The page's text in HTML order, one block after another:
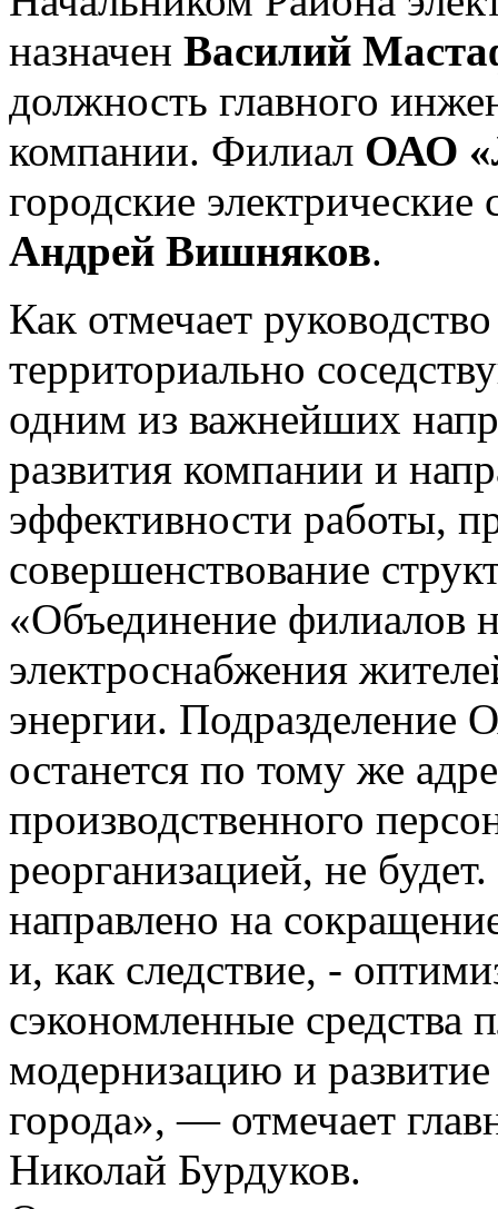
назначен Василий
должность главного
компании. Филиал ОАО
городские
Андрей Вишняков.
Как отмечает
территориально
одним из важнейших
развития компании и
эффективности работы,
совершенствование
«Объединение филиалов
электроснабжения
энергии.
останется по тому же
производственного
реорганизацией, не
направлено на
и, как следствие, -
сэкономленные средства
модернизацию и развитие
города», — отмечает
Николай Бурдуков.